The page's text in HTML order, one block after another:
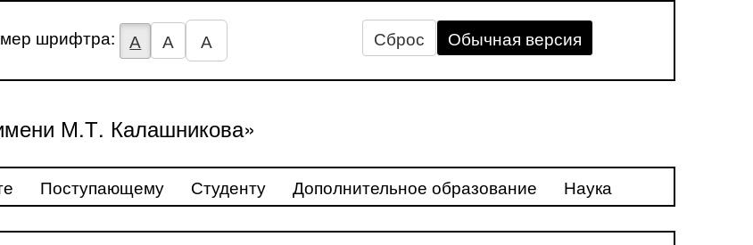
шрифтра: А А А Сброс Обычная версия
М.Т. Калашникова»
Поступающему Студенту Дополнительное образование Наука